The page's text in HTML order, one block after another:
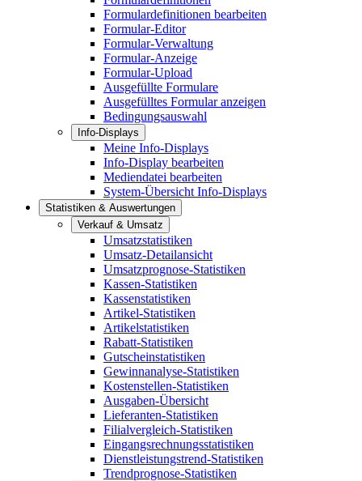
Formulardefinitionen bearbeiten
Formular-Editor
Formular-Verwaltung
Formular-Anzeige
Formular-Upload
Ausgefüllte Formulare
Ausgefülltes Formular anzeigen
Bedingungsauswahl
Info-Displays
Meine Info-Displays
Info-Display bearbeiten
Mediendatei bearbeiten
System-Übersicht Info-Displays
Statistiken & Auswertungen
Verkauf & Umsatz
Umsatzstatistiken
Umsatz-Detailansicht
Umsatzprognose-Statistiken
Kassen-Statistiken
Kassenstatistiken
Artikel-Statistiken
Artikelstatistiken
Rabatt-Statistiken
Gutscheinstatistiken
Gewinnanalyse-Statistiken
Kostenstellen-Statistiken
Ausgaben-Übersicht
Lieferanten-Statistiken
Filialvergleich-Statistiken
Eingangsrechnungsstatistiken
Dienstleistungstrend-Statistiken
Trendprognose-Statistiken